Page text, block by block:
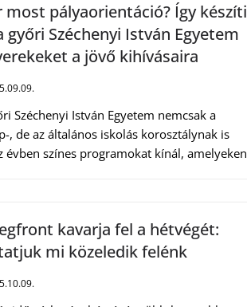
most pályaorientáció? Így készíti
győri Széchenyi István Egyetem
a jövő kihívásaira
Széchenyi István Egyetem nemcsak a
, de az általános iskolás korosztálynak is
évben színes programokat kínál, amelyeken
kavarja fel a hétvégét:
mi közeledik felénk